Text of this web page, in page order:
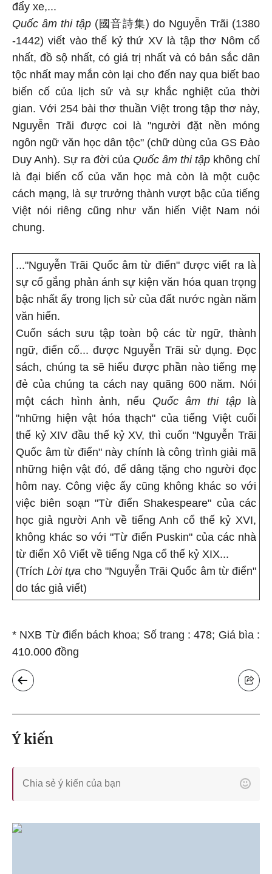
đẩy xe,...
Quốc âm thi tập (國音詩集) do Nguyễn Trãi (1380
-1442)viết vào thế kỷ thứ XV là tập thơ Nôm cổ
nhất, đồ sộ nhất, có giá trị nhất và có bản sắc dân
tộc nhất may mắn còn lại cho đến nay qua biết bao
biến cố của lịch sử và sự khắc nghiệt của thời
gian. Với 254 bài thơ thuần Việt trong tập thơ này,
Nguyễn Trãi được coi là "người đặt nền móng
ngôn ngữ văn học dân tộc" (chữ dùng của GS Đào
Duy Anh). Sự ra đời của Quốc âm thi tập không chỉ
là đại biến cố của văn học mà còn là một cuộc
cách mạng, là sự trưởng thành vượt bậc của tiếng
Việt nói riêng cũng như văn hiến Việt Nam nói
chung.
..."Nguyễn Trãi Quốc âm từ điển" được viết ra là
sự cố gắng phản ánh sự kiện văn hóa quan trọng
bậc nhất ấy trong lịch sử của đất nước ngàn năm
văn hiến.
Cuốn sách sưu tập toàn bộ các từ ngữ, thành
ngữ, điển cố... được Nguyễn Trãi sử dụng. Đọc
sách, chúng ta sẽ hiểu được phần nào tiếng mẹ
đẻ của chúng ta cách nay quãng 600 năm. Nói
một cách hình ảnh, nếu Quốc âm thi tậplà
"những hiện vật hóa thạch" của tiếng Việt cuối
thế kỷ XIV đầu thế kỷ XV, thì cuốn "Nguyễn Trãi
Quốc âm từ điển" này chính là công trình giải mã
những hiện vật đó, để dâng tặng cho người đọc
hôm nay. Công việc ấy cũng không khác so với
việc biên soạn "Từ điển Shakespeare" của các
học giả người Anh về tiếng Anh cổ thế kỷ XVI,
không khác so với "Từ điển Puskin" của các nhà
từ điển Xô Viết về tiếng Nga cổ thế kỷ XIX...
(TríchLời tựa cho "Nguyễn Trãi Quốc âm từ điển"
do tác giả viết)
* NXB Từ điển bách khoa; Số trang : 478; Giá bìa :
410.000 đồng
Ý kiến